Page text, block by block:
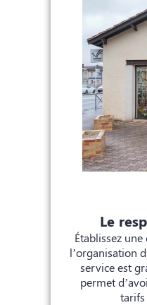
Le
Établissez
l’organisation
service est
permet
tarifs